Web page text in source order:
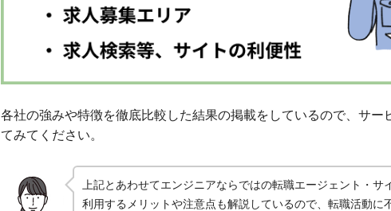
各社の強みや特徴を徹底比較した結果の掲載をしているので、サー
てみてください。
上記とあわせてエンジニアならではの転職エージェント・サ
利用するメリットや注意点も解説しているので、転職活動に